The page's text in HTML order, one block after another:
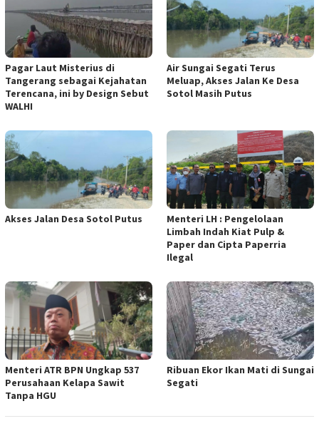
Pagar Laut Misterius di
Tangerang sebagai Kejahatan
Terencana, ini by Design Sebut
WALHI
Air Sungai Segati Terus
Meluap, Akses Jalan Ke Desa
Sotol Masih Putus
Akses Jalan Desa Sotol Putus
Menteri LH : Pengelolaan
Limbah Indah Kiat Pulp &
Paper dan Cipta Paperria
Ilegal
Menteri ATR BPN Ungkap 537
Perusahaan Kelapa Sawit
Tanpa HGU
Ribuan Ekor Ikan Mati di Sungai
Segati